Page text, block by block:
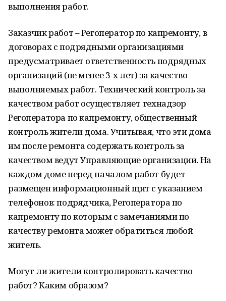
выполнения работ.
Заказчик работ – Регоператор по капремонту, в
договорах с подрядными организациями
предусматривает ответственность подрядных
организаций (не менее 3-х лет) за качество
выполняемых работ. Технический контроль за
качеством работ осуществляет технадзор
Регоператора по капремонту, общественный
контроль жители дома. Учитывая, что эти дома
им после ремонта содержать контроль за
качеством ведут Управляющие организации. На
каждом доме перед началом работ будет
размещен информационный щит с указанием
телефонов: подрядчика, Регоператора по
капремонту по которым с замечаниями по
качеству ремонта может обратиться любой
житель.
Могут ли жители контролировать качество
работ? Каким образом?